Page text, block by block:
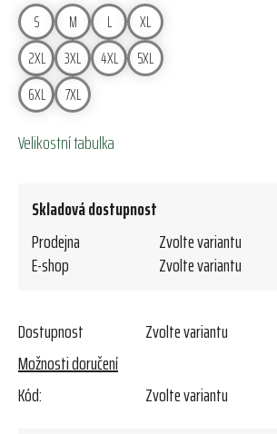
S M L
XL
2XL
3XL 4XL
5XL
6XL
7XL
Velikostní tabulka
Skladová dostupnost
Prodejna
Zvolte variantu
E-shop
Zvolte variantu
Dostupnost
Zvolte variantu
Možnosti doručení
Kód:
Zvolte variantu